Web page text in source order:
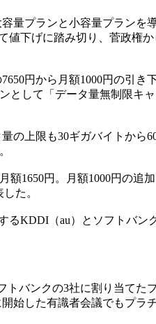
量プランと小容量プランを
値下げに踏み切り、菅政権
円から月額1000円の引き
として「データ量無制限キ
上限も30ギガバイトから
1650円。月額1000円の追
た。
KDDI（au）とソフトバン
バンクの3社に割り当てた
始した有識者会議でもプラ